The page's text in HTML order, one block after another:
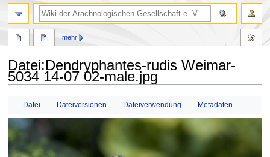
Datei:Dendryphantes-rudis Weimar-
5034 14-07 02-male.jpg
springen
springen
Datei Dateiversionen Dateiverwendung Metadaten
mehr